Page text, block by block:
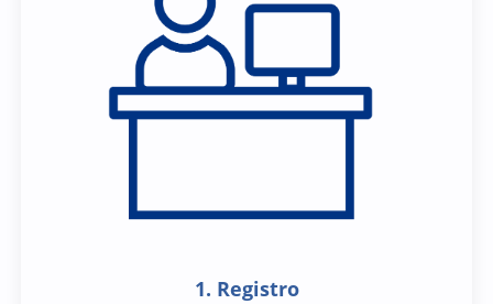
1. Registro